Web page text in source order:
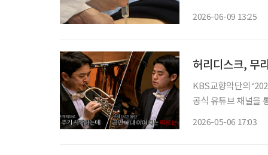
2026-06-09 13:25
허리디스크, 무
KBS교향악단의
공식 유튜브 채널을
2026-05-06 17:03